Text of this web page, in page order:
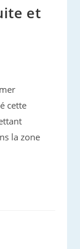
et
cette
la zone